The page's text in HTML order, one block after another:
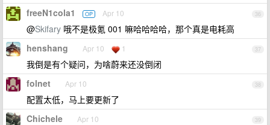
36
freeN1cola1 OP Apr 10
@Skifary 哦不是极氪 001 嘛哈哈哈哈，那个真是电耗高
37
henshang Apr 10 1
我倒是有个疑问，为啥蔚来还没倒闭
38
folnet Apr 10
配置太低，马上要更新了
39
Chichele Apr 10